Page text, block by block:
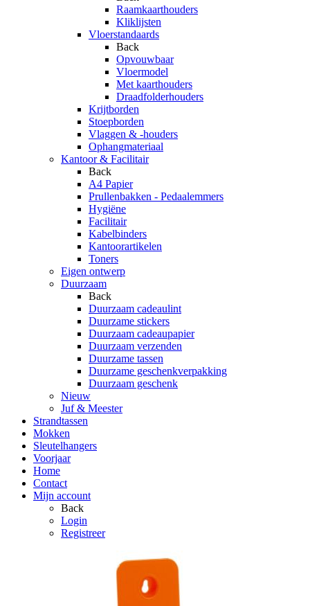
Raamkaarthouders
Kliklijsten
Vloerstandaards
Back
Opvouwbaar
Vloermodel
Met kaarthouders
Draadfolderhouders
Krijtborden
Stoepborden
Vlaggen & -houders
Ophangmateriaal
Kantoor & Facilitair
Back
A4 Papier
Prullenbakken - Pedaalemmers
Hygiëne
Facilitair
Kabelbinders
Kantoorartikelen
Toners
Eigen ontwerp
Duurzaam
Back
Duurzaam cadeaulint
Duurzame stickers
Duurzaam cadeaupapier
Duurzaam verzenden
Duurzame tassen
Duurzame geschenkverpakking
Duurzaam geschenk
Nieuw
Juf & Meester
Strandtassen
Mokken
Sleutelhangers
Voorjaar
Home
Contact
Mijn account
Back
Login
Registreer